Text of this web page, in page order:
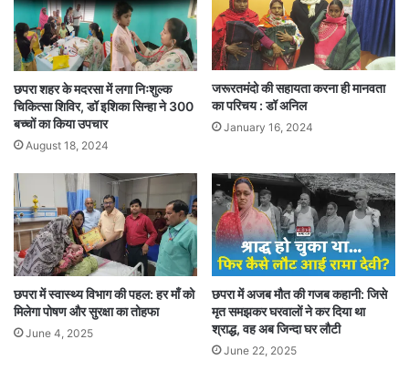
छपरा शहर के मदरसा में लगा निःशुल्क
चिकित्सा शिविर, डॉ इशिका सिन्हा ने 300
बच्चों का किया उपचार
August 18, 2024
जरूरतमंदो की सहायता करना ही मानवता
का परिचय : डॉ अनिल
January 16, 2024
छपरा में स्वास्थ्य विभाग की पहल: हर माँ को
मिलेगा पोषण और सुरक्षा का तोहफा
June 4, 2025
छपरा में अजब मौत की गजब कहानी: जिसे
मृत समझकर घरवालों ने कर दिया था
श्राद्ध, वह अब जिन्दा घर लौटी
June 22, 2025